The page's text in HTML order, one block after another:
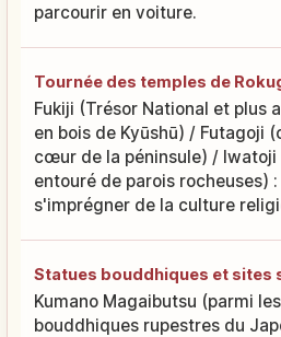
parcourir en voiture.
Tournée des temples de
Fukiji (Trésor National et plus
en bois de Kyūshū) / Futagoji
cœur de la péninsule) /
entouré de parois rocheuses)
s'imprégner de la culture
Statues bouddhiques et sites
Kumano Magaibutsu (parmi
bouddhiques rupestres du